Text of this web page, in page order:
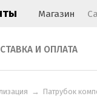
Магазин
И ОПЛАТА
→ Патрубок